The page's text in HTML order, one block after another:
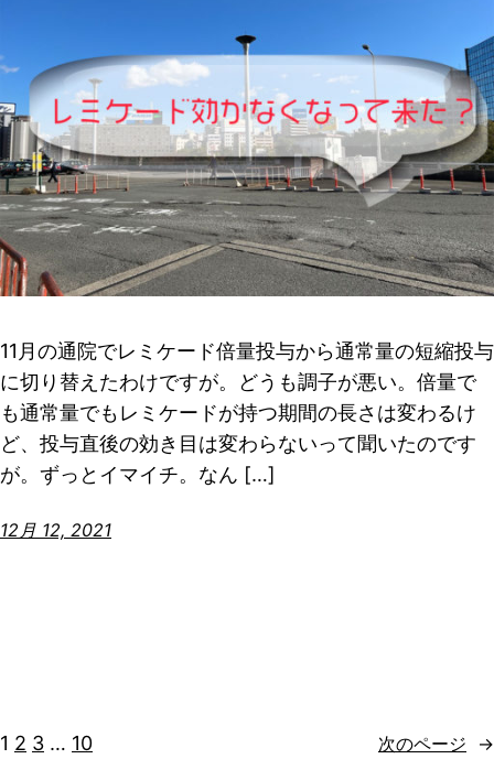
11月の通院でレミケード倍量投与から通常量の短縮投与
に切り替えたわけですが。どうも調子が悪い。倍量で
も通常量でもレミケードが持つ期間の長さは変わるけ
ど、投与直後の効き目は変わらないって聞いたのです
が。ずっとイマイチ。なん […]
12月 12, 2021
1 2 3 … 10 次のページ →